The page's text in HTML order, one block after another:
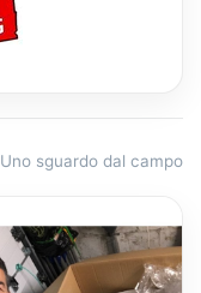
Uno sguardo dal campo